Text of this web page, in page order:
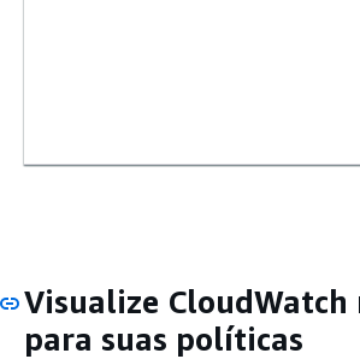
Visualize CloudWatch
para suas políticas